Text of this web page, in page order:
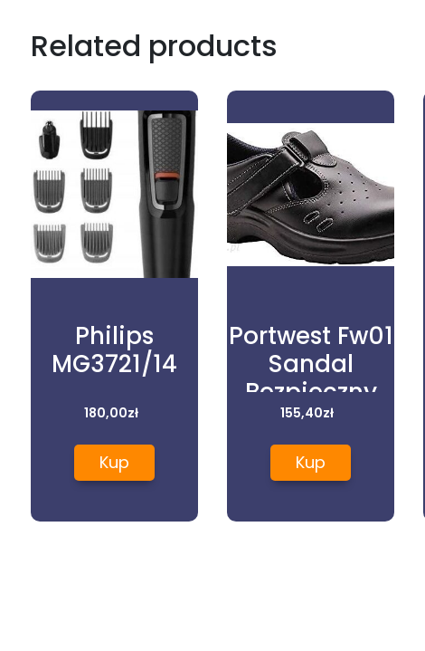
Related products
Philips
MG3721/14
180,00zł
Kup
Portwest Fw01
Sandal
Bezpieczny
Steelite S1
Czarny
Regularny
155,40zł
Kup